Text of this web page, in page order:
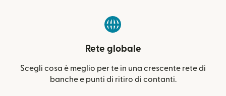
Rete globale
Scegli cosa è meglio per te in una crescente rete di
banche e punti di ritiro di contanti.